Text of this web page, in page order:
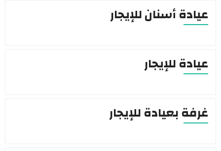
عيادة أسنان للإيجار
عيادة للإيجار
غرفة بعيادة للإيجار